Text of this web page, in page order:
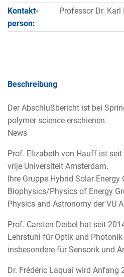
Kontakt­
person:
Professor Dr. Karl
Beschreibung
Der Abschlußbericht ist bei
polymer science erschienen.
News
Prof. Elizabeth von Hauff ist
vrije Universiteit Amsterdam.
Ihre Gruppe Hybrid Solar
Biophysics/Physics of Energy
Physics and Astronomy der VU
Prof. Carsten Deibel hat seit
Lehrstuhl für Optik und
insbesondere für Sensorik und
Dr. Frédéric Laquai wird Anfang